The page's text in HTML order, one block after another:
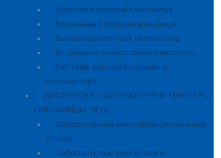
Дисковая бисерная мельница
Корзинная бисерная мельница
Высокоскоростной диссольвер
Вакуумный планетарный смеситель
Система диспергирования и
измельчения
ДИСПЕРСИЯ / ЛАБОРАТОРНЫЕ МИКСЕРЫ
/ МЕЛЬНИЦЫ SIEHE
Лабораторный многофункциональный
станок
Лабораторные смесители и